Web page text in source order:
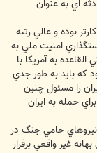
اي به عنوان
جيمي كارتر بوده و عالي رتبه
امنيت ملي به
به آمريكا با
كه بايد به طور جدي
را مسئول چنين
حمله به ايران
حامي جنگ در
غير واقعي برقرار